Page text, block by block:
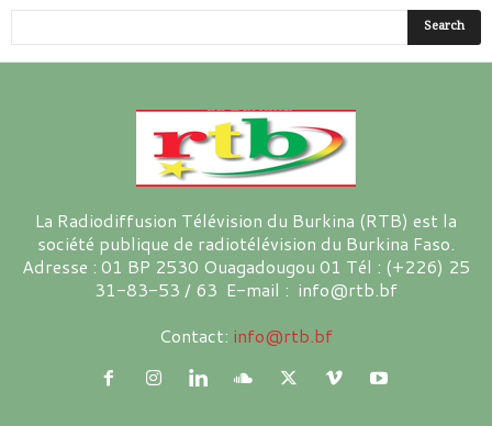
La Radiodiffusion Télévision du Burkina (RTB) est la
société publique de radiotélévision du Burkina Faso.
Adresse : 01 BP 2530 Ouagadougou 01 Tél : (+226) 25
31-83-53 / 63 E-mail : info@rtb.bf
Contact: info@rtb.bf